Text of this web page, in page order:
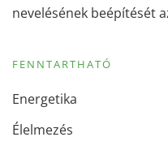
nevelésének beépítését
FENNTARTHATÓ
Energetika
Élelmezés